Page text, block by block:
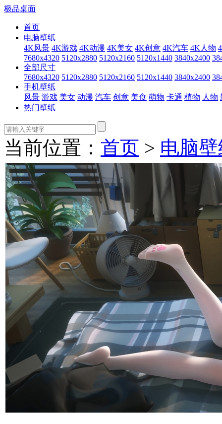
极品桌面
首页
电脑壁纸
4K风景 4K游戏 4K动漫 4K美女 4K创意 4K汽车 4K人物
7680x4320 5120x2880 5120x2160 5120x1440 3840x2400
全部尺寸
7680x4320 5120x2880 5120x2160 5120x1440 3840x2400
手机壁纸
风景 游戏 美女 动漫 汽车 创意 美食 萌物 卡通 植物 人物
热门壁纸
当前位置： 首页 > 电脑